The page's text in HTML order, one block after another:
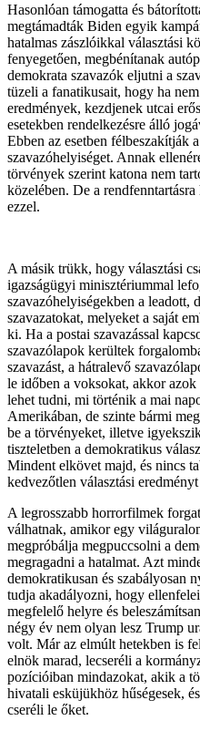
Hasonlóan támogatta és
megtámadták Biden egyik
hatalmas zászlóikkal választási
fenyegetően, megbénítanak
demokrata szavazók eljutni a
tüzeli a fanatikusait, hogy ha
eredmények, kezdjenek utcai
esetekben rendelkezésre álló
Ebben az esetben félbeszakítják
szavazóhelyiséget. Annak
törvények szerint katona nem
közelében. De a
ezzel.
A másik trükk, hogy választási
igazságügyi minisztériummal
szavazóhelyiségekben a leadott,
szavazatokat, melyeket a saját
ki. Ha a postai szavazással
szavazólapok kerültek
szavazást, a hátralevő
le időben a voksokat, akkor
lehet tudni, mi történik a mai
Amerikában, de szinte bármi
be a törvényeket, illetve
tiszteletben a demokratikus
Mindent elkövet majd, és nincs
kedvezőtlen választási
A legrosszabb horrorfilmek
válhatnak, amikor egy
megpróbálja megpuccsolni a
megragadni a hatalmat. Azt
demokratikusan és szabályosan
tudja akadályozni, hogy
megfelelő helyre és
négy év nem olyan lesz Trump
volt. Már az elmúlt hetekben is
elnök marad, lecseréli a
pozícióiban mindazokat, akik a
hivatali esküjükhöz hűségesek,
cseréli le őket.